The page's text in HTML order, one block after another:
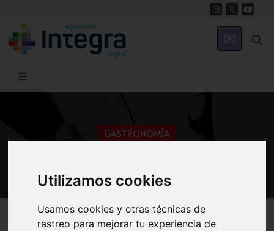
Utilizamos cookies
Usamos cookies y otras técnicas de
rastreo para mejorar tu experiencia de
GASTRONOMÍA
Región de Murcia Digital Gastronomía Recetas